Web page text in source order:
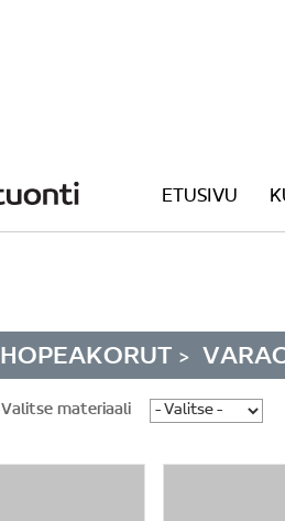
ETUSIVU
HOPEAKORUT >
Valitse materiaali